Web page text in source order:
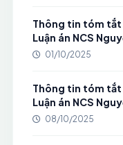
Thông tin tóm tắt
Luận án NCS
01/10/2025
Thông tin tóm tắt
Luận án NCS
08/10/2025